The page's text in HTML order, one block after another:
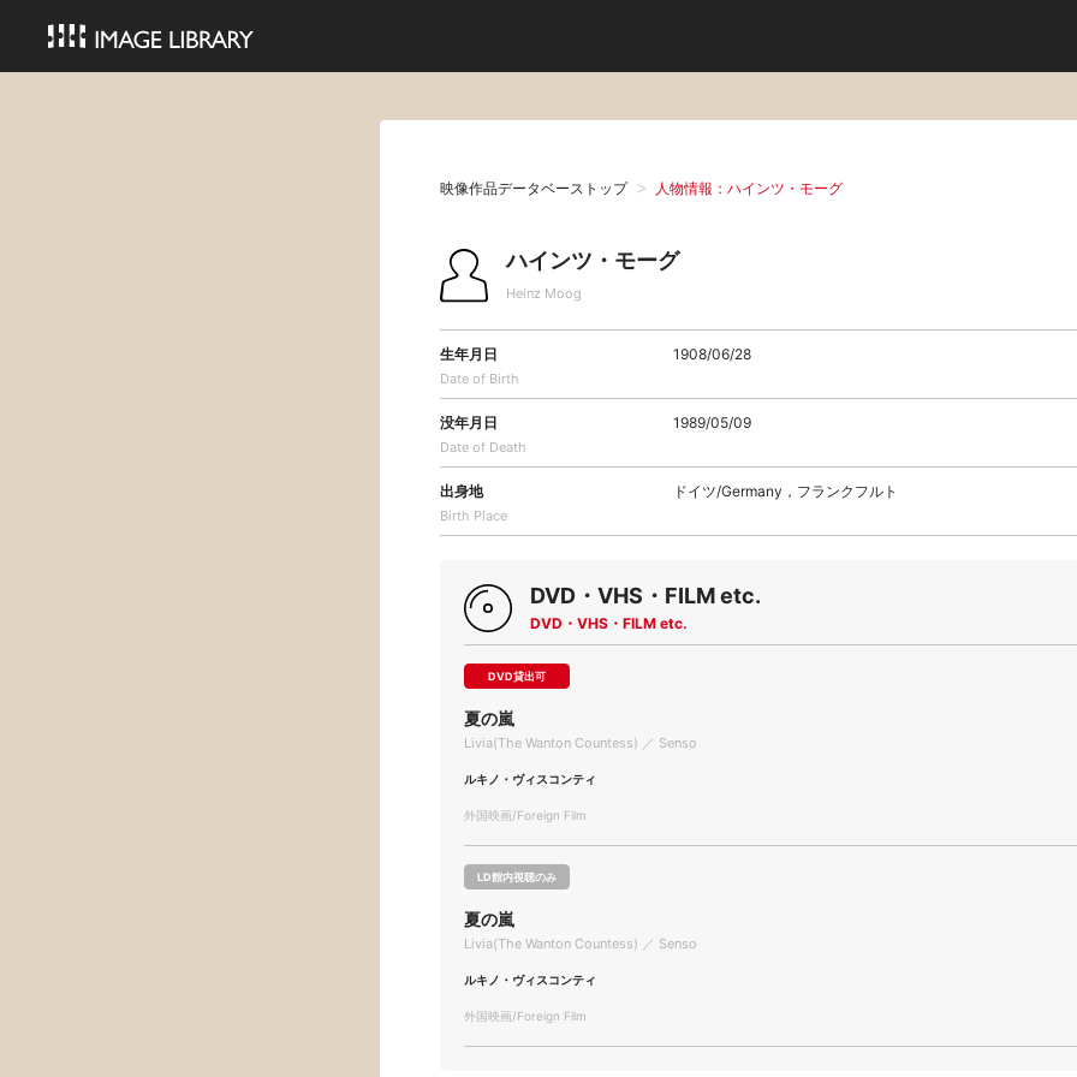
映像作品データベーストップ 人物情報：ハインツ・モーグ
ハインツ・モーグ
Heinz Moog
生年月日
Date of Birth
1908/06/28
没年月日
Date of Death
1989/05/09
出身地
Birth Place
ドイツ/Germany，フランクフルト
DVD・VHS・FILM etc.
DVD・VHS・FILM etc.
DVD貸出可
夏の嵐
Livia(The Wanton Countess) ／ Senso
ルキノ・ヴィスコンティ
外国映画/Foreign Film
LD館内視聴のみ
夏の嵐
Livia(The Wanton Countess) ／ Senso
ルキノ・ヴィスコンティ
外国映画/Foreign Film